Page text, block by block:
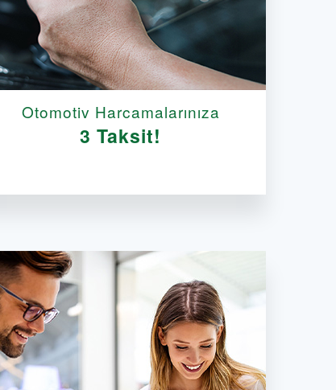
Otomotiv Harcamalarınıza
3 Taksit!